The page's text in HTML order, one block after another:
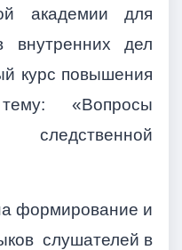
академии для
внутренних дел
курс повышения
«Вопросы
формирование и
слушателей в